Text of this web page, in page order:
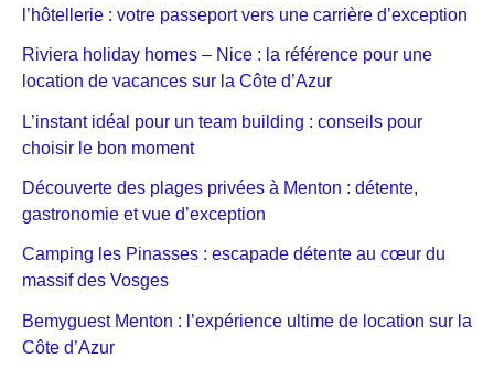
l’hôtellerie : votre passeport vers une carrière d’exception
Riviera holiday homes – Nice : la référence pour une
location de vacances sur la Côte d’Azur
L’instant idéal pour un team building : conseils pour
choisir le bon moment
Découverte des plages privées à Menton : détente,
gastronomie et vue d’exception
Camping les Pinasses : escapade détente au cœur du
massif des Vosges
Bemyguest Menton : l’expérience ultime de location sur la
Côte d’Azur